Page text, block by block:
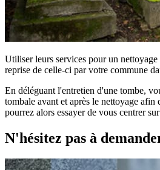
Utiliser leurs services pour un
reprise de celle-ci par votre commune
En déléguant l'entretien d'une tombe,
tombale avant et après le nettoyage
pourrez alors essayer de vous centrer
N'hésitez pas à